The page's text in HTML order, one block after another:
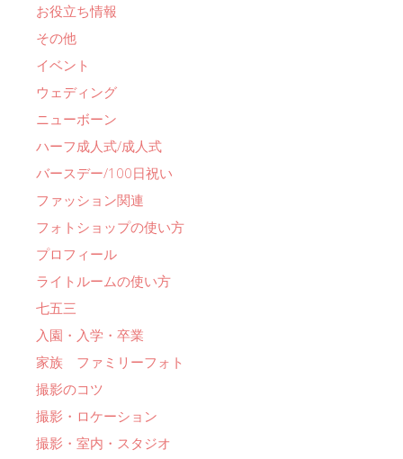
お役立ち情報
その他
イベント
ウェディング
ニューボーン
ハーフ成人式/成人式
バースデー/100日祝い
ファッション関連
フォトショップの使い方
プロフィール
ライトルームの使い方
七五三
入園・入学・卒業
家族 ファミリーフォト
撮影のコツ
撮影・ロケーション
撮影・室内・スタジオ